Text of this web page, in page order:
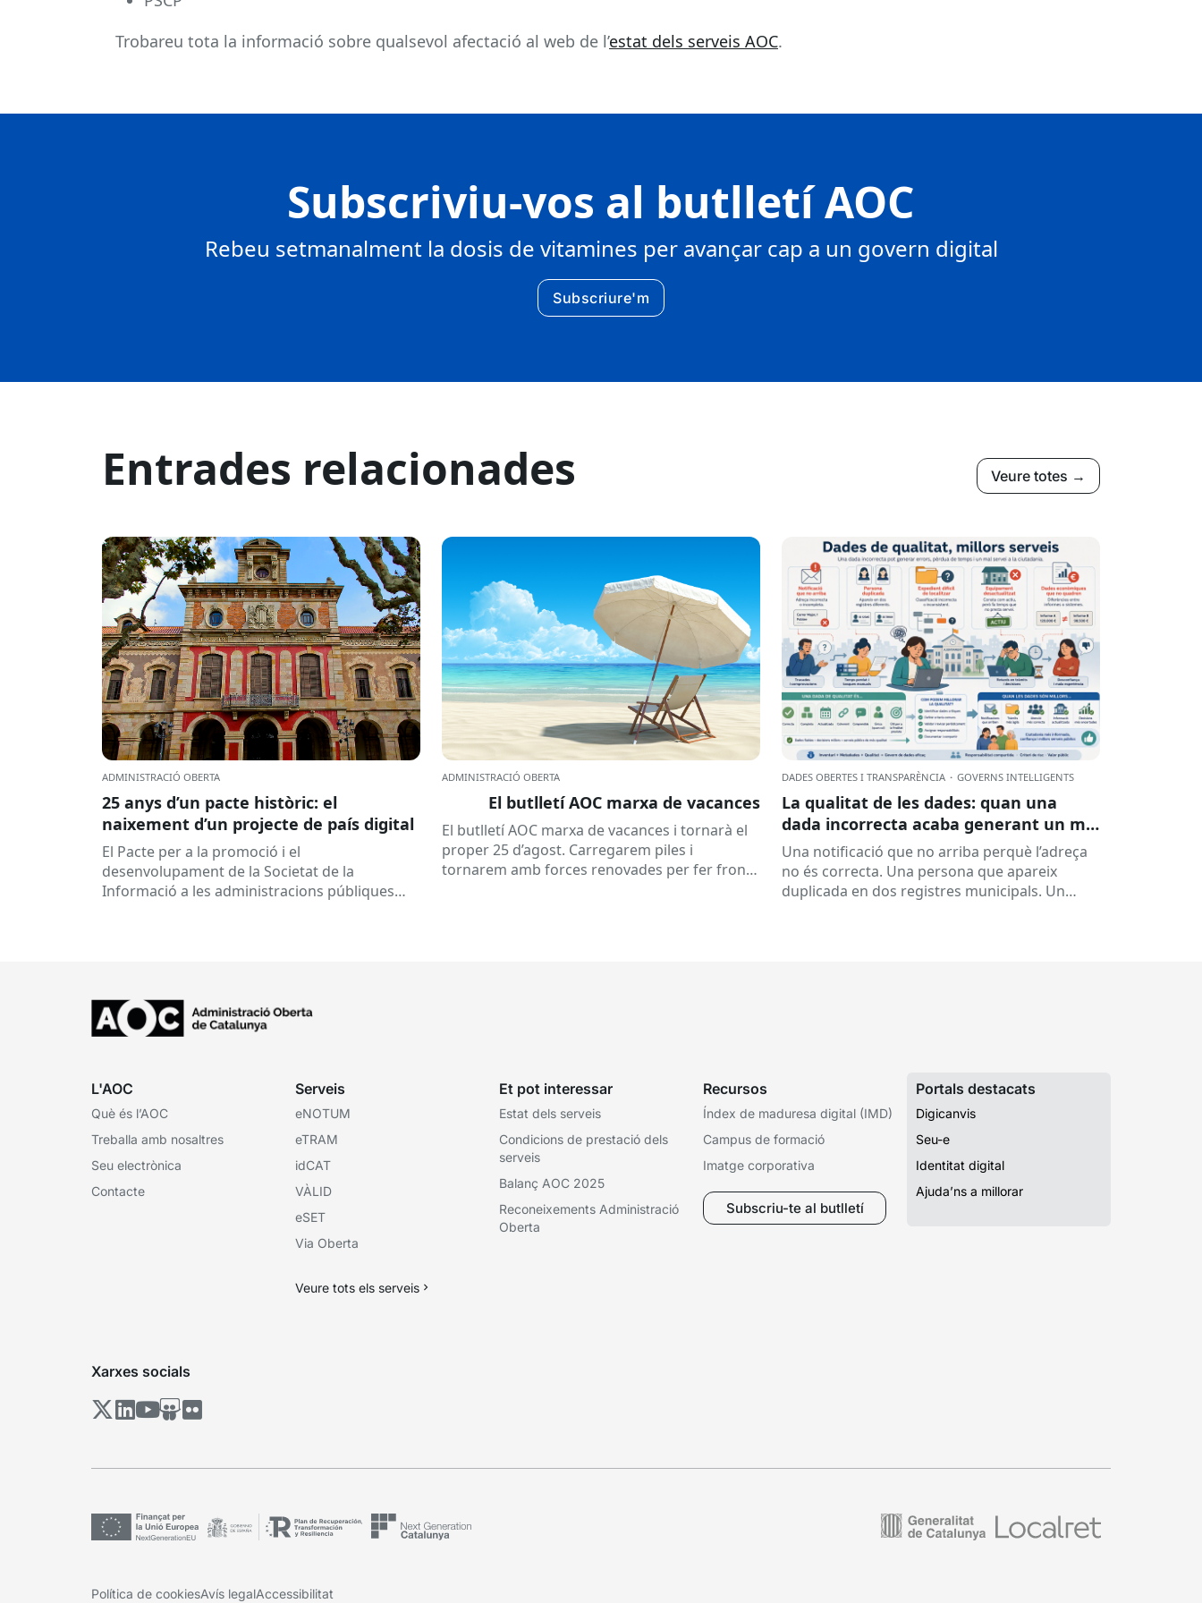
Trobareu tota la informació sobre qualsevol afectació al web de l’estat dels serveis AOC.
Subscriviu-vos al butlletí AOC
Rebeu setmanalment la dosis de vitamines per avançar cap a un govern digital
Subscriure'm
Entrades relacionades Veure totes →
ADMINISTRACIÓ OBERTA
25 anys d’un pacte històric: el
naixement d’un projecte de país digital
El Pacte per a la promoció i el
desenvolupament de la Societat de la
Informació a les administracions públiques
ADMINISTRACIÓ OBERTA
El butlletí AOC marxa de vacances
El butlletí AOC marxa de vacances i tornarà el
proper 25 d’agost. Carregarem piles i
tornarem amb forces renovades per fer front
DADES OBERTES I TRANSPARÈNCIA · GOVERNS INTEL·LIGENTS
La qualitat de les dades: quan una
dada incorrecta acaba generant un mal
servei
Una notificació que no arriba perquè l’adreça
no és correcta. Una persona que apareix
duplicada en dos registres municipals. Un
L'AOC
Què és l’AOC
Treballa amb nosaltres
Seu electrònica
Contacte
Serveis
eNOTUM
eTRAM
idCAT
VÀLID
eSET
Via Oberta
Veure tots els serveis
Et pot interessar
Estat dels serveis
Condicions de prestació dels
serveis
Balanç AOC 2025
Reconeixements Administració
Oberta
Recursos
Índex de maduresa digital (IMD)
Campus de formació
Imatge corporativa
Subscriu-te al butlletí
Portals destacats
Digicanvis
Seu-e
Identitat digital
Ajuda’ns a millorar
Xarxes socials
Política de cookiesAvís legalAccessibilitat